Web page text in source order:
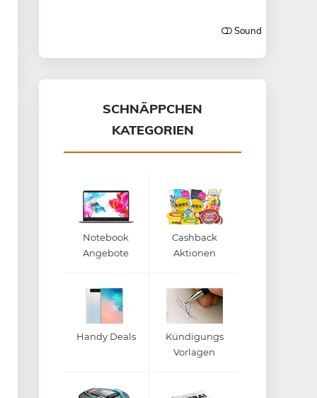
SCHNÄPPCHEN
KATEGORIEN
Notebook
Angebote
Cashback
Aktionen
Handy Deals
Kündigungs
Vorlagen